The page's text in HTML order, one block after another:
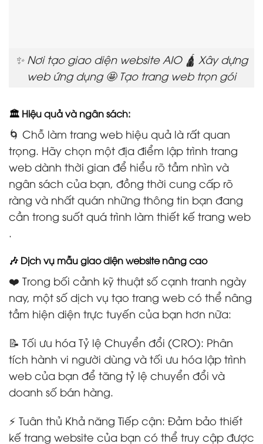
✨ Nơi tạo giao diện website AIO 🛕 Xây dựng
web ứng dụng 🤩 Tạo trang web trọn gói
🏛️ Hiệu quả và ngân sách:
🌀 Chỗ làm trang web hiệu quả là rất quan
trọng. Hãy chọn một địa điểm lập trình trang
web dành thời gian để hiểu rõ tầm nhìn và
ngân sách của bạn, đồng thời cung cấp rõ
ràng và nhất quán những thông tin bạn đang
cần trong suốt quá trình làm thiết kế trang web
.
🎶 Dịch vụ mẫu giao diện website nâng cao
❤️ Trong bối cảnh kỹ thuật số cạnh tranh ngày
nay, một số dịch vụ tạo trang web có thể nâng
tầm hiện diện trực tuyến của bạn hơn nữa:
📝 Tối ưu hóa Tỷ lệ Chuyển đổi (CRO): Phân
tích hành vi người dùng và tối ưu hóa lập trình
web của bạn để tăng tỷ lệ chuyển đổi và
doanh số bán hàng.
⚡ Tuân thủ Khả năng Tiếp cận: Đảm bảo thiết
kế trang website của bạn có thể truy cập được